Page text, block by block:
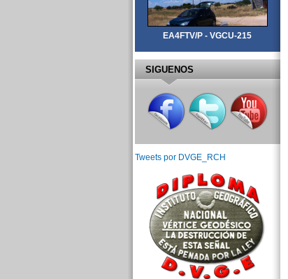
EA4FTV/P - VGCU-215
SIGUENOS
Tweets por DVGE_RCH